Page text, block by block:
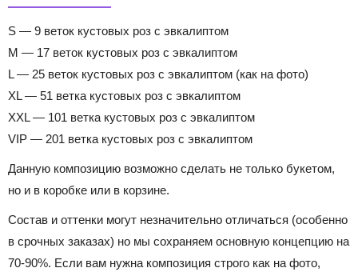
S — 9 веток кустовых роз с эвкалиптом
M — 17 веток кустовых роз с эвкалиптом
L — 25 веток кустовых роз с эвкалиптом (как на фото)
XL — 51 ветка кустовых роз с эвкалиптом
XXL — 101 ветка кустовых роз с эвкалиптом
VIP — 201 ветка кустовых роз с эвкалиптом
Данную композицию возможно сделать не только букетом,
но и в коробке или в корзине.
Состав и оттенки могут незначительно отличаться (особенно
в срочных заказах) но мы сохраняем основную концепцию на
70-90%. Если вам нужна композиция строго как на фото,